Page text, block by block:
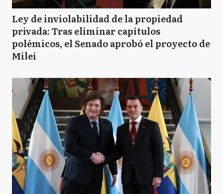
Ley de inviolabilidad de la propiedad
privada: Tras eliminar capítulos
polémicos, el Senado aprobó el proyecto de
Milei